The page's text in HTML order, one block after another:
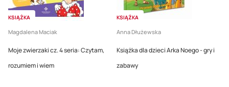
KSIĄŻKA
Magdalena Maciak
Moje zwierzaki cz. 4 seria: Czytam,
rozumiem i wiem
KSIĄŻKA
Anna Dłużewska
Książka dla dzieci Arka Noego - gry i
zabawy